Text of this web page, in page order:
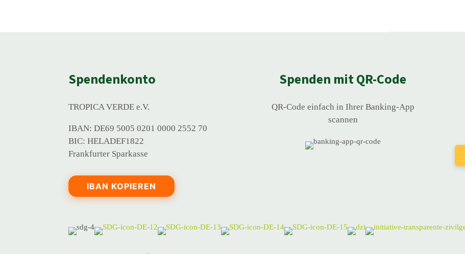
Spendenkonto
TROPICA VERDE e.V.
IBAN: DE69 5005 0201 0000 2552 70
BIC: HELADEF1822
Frankfurter Sparkasse
IBAN KOPIEREN
Spenden mit QR-Code
QR-Code einfach in Ihrer Banking-App
scannen